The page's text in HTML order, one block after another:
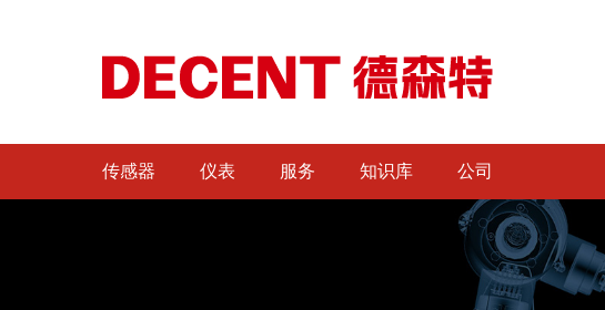
传感器 仪表 服务 知识库 公司